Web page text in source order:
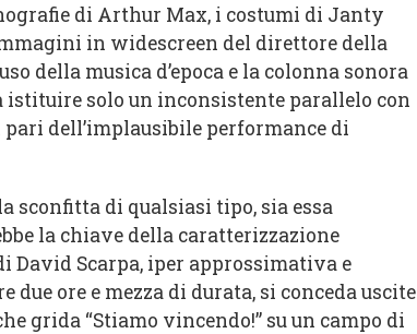
di Arthur Max, i costumi di Janty
in widescreen del direttore della
della musica d’epoca e la colonna sonora
solo un inconsistente parallelo con
dell’implausibile performance di
sconfitta di qualsiasi tipo, sia essa
la chiave della caratterizzazione
David Scarpa, iper approssimativa e
ore e mezza di durata, si conceda uscite
grida “Stiamo vincendo!” su un campo di